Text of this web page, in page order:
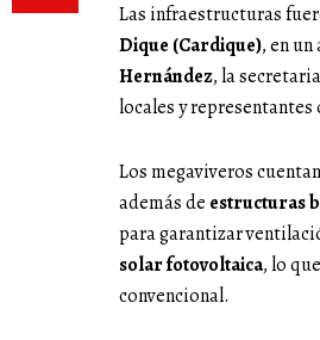
Las infraestructuras
Dique (Cardique), en
Hernández, la
locales y
Los megaviveros
además de estructuras
para garantizar
solar fotovoltaica, lo
convencional.